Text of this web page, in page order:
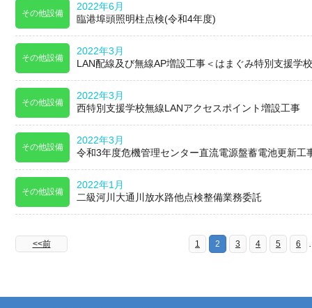
その他設備
2022年6月
臨港埠頭照明柱点検(令和4年度)
その他設備
2022年3月
LAN配線及び無線AP増設工事＜はまぐみ特別支援学
その他設備
2022年3月
西特別支援学校無線LANアクセスポイント増設工事
その他設備
2022年3月
令和3年度危機管理センター直流電源盤蓄電池更新工
その他設備
2022年1月
二級河川大通川放水路他点検整備業務委託
<<前 1 2 3 4 5 6